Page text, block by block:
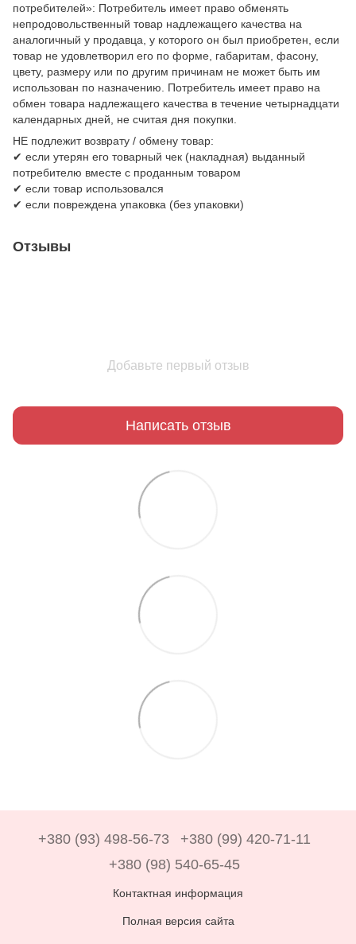
потребителей»: Потребитель имеет право обменять
непродовольственный товар надлежащего качества на
аналогичный у продавца, у которого он был приобретен, если
товар не удовлетворил его по форме, габаритам, фасону,
цвету, размеру или по другим причинам не может быть им
использован по назначению. Потребитель имеет право на
обмен товара надлежащего качества в течение четырнадцати
календарных дней, не считая дня покупки.
НЕ подлежит возврату / обмену товар:
✔ если утерян его товарный чек (накладная) выданный
потребителю вместе с проданным товаром
✔ если товар использовался
✔ если повреждена упаковка (без упаковки)
Отзывы
Добавьте первый отзыв
Написать отзыв
+380 (93) 498-56-73
+380 (99) 420-71-11
+380 (98) 540-65-45
Контактная информация
Полная версия сайта